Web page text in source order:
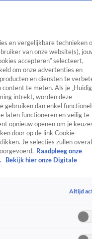
TV Algemeen
Tip
RealityCrimeVideo's
en vergelijkbare technieken
van onze website(s),
accepteren” selecteert,
om onze advertenties en
en diensten te
te meten. Als je
intrekt, worden deze
gebruiken dan enkel
laten functioneren en veilig te
opnieuw openen om je
door op de link Cookie-
Je selecties zullen overal
Raadpleeg onze
Bekijk hier onze Digitale
Altijd